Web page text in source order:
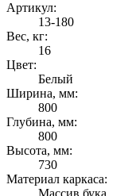
Артикул:
13-180
Вес, кг:
16
Цвет:
Белый
Ширина, мм:
800
Глубина, мм:
800
Высота, мм:
730
Материал каркаса: